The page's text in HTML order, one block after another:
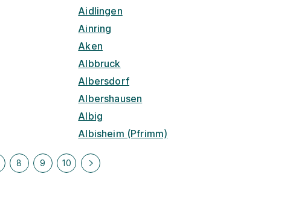
Aidlingen
Ainring
Aken
Albbruck
Albersdorf
Albershausen
Albig
Albisheim (Pfrimm)
8 9 10